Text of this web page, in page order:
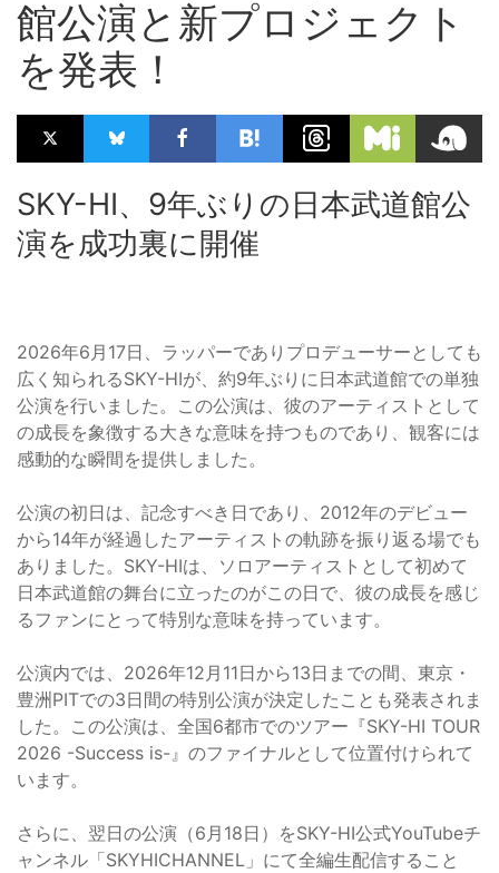
館公演と新プロジェクト
を発表！
SKY-HI、9年ぶりの日本武道館公
演を成功裏に開催
2026年6月17日、ラッパーでありプロデューサーとしても
広く知られるSKY-HIが、約9年ぶりに日本武道館での単独
公演を行いました。この公演は、彼のアーティストとして
の成長を象徴する大きな意味を持つものであり、観客には
感動的な瞬間を提供しました。
公演の初日は、記念すべき日であり、2012年のデビュー
から14年が経過したアーティストの軌跡を振り返る場でも
ありました。SKY-HIは、ソロアーティストとして初めて
日本武道館の舞台に立ったのがこの日で、彼の成長を感じ
るファンにとって特別な意味を持っています。
公演内では、2026年12月11日から13日までの間、東京・
豊洲PITでの3日間の特別公演が決定したことも発表されま
した。この公演は、全国6都市でのツアー『SKY-HI TOUR
2026 -Success is-』のファイナルとして位置付けられて
います。
さらに、翌日の公演（6月18日）をSKY-HI公式YouTubeチ
ャンネル「SKYHICHANNEL」にて全編生配信すること